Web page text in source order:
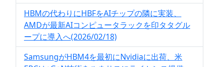
HBMの代わりにHBFをAIチップの隣に実装、
AMDが最新AIコンピュータラックを印タタグル
ープに導入へ(2026/02/18)
SamsungがHBM4を最初にNvidiaに出荷、米